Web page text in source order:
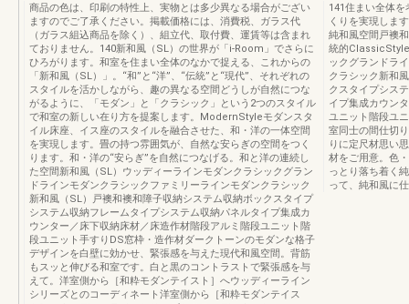
商品の色は、印刷の特性上、実物とは多少異なる場合がござい
ますのでご了承ください。掲載価格には、消費税、ガラス代
（ガラス組込商品を除く）、組立代、取付費、運賃等は含まれ
ておりません。140新和風（SL）の世界が「i-Room」でさらに
ひろがります。和室を住まい全体のなかで捉える、これからの
「新和風（SL）」。“和”と“洋”、“伝統”と“現代”、それぞれの
スタイルを活かしながら、趣の異なる空間どうしが自然につな
がるように、「モダン」と「クラシック」という2つのスタイル
で和室の新しい在り方を提案します。ModernStyleモダンスタ
イル床座、イス座のスタイルを融合させた、和・洋の一体空間
を実現します。畳の持つ雰囲気が、自然な安らぎの空間をつく
ります。和・洋の“安らぎ”を自然につなげる。和と洋の連続し
た空間新和風（SL）ウッディーラインモダンクラシックグラン
ドラインモダンクラシックファミリーラインモダンクラシック
新和風（SL）戸襖和襖和障子収納システム収納ボックスタイプ
システム収納フレームタイプシステム収納パネルタイプ集成カ
ウンター／床下収納床材／床造作材階段アルミ階段ユニット階
段ユニット手すりDS窓枠・造作材ダークトーンのモダンな格子
デザインを白壁に効かせ、緊張感を与えた現代和風空間。背筋
もスッと伸びる和室です。白と黒のコントラストで緊張感を与
えて。洋室側から［和粋モダンテイスト］へウッディーライン
シリーズとのコーディネート洋室側から［和粋モダンテイス
141住まい全体
くりを実現しま
純和風空間戸襖
統的
ックグランドラ
クラシック新和
クスタイプシス
イプ集成カウン
ユニット階段ユ
室同士の間仕切
りに定尺材思い
材をご用意。色
っとり落ち着く
って、純和風に